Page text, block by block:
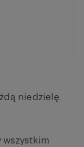
niedzielę.